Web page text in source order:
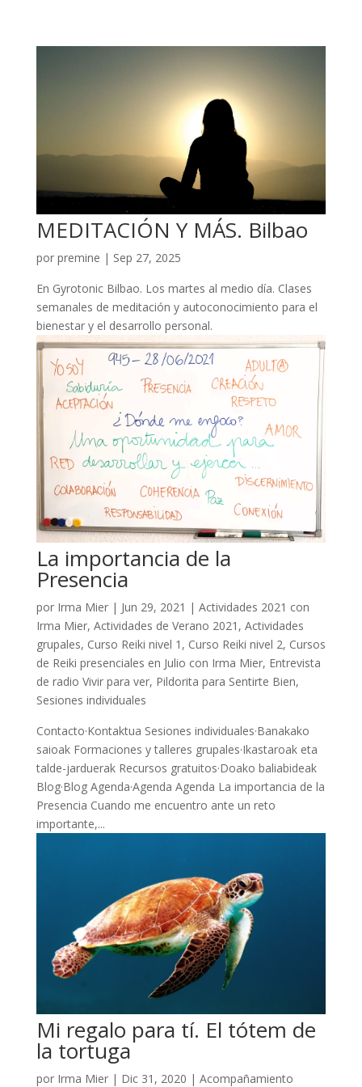
MEDITACIÓN Y MÁS. Bilbao
por premine | Sep 27, 2025
En Gyrotonic Bilbao. Los martes al medio día. Clases
semanales de meditación y autoconocimiento para el
bienestar y el desarrollo personal.
La importancia de la
Presencia
por Irma Mier| Jun 29, 2021 | Actividades 2021 con
Irma Mier, Actividades de Verano 2021 , Actividades
grupales, Curso Reiki nivel 1 , Curso Reiki nivel 2, Cursos
de Reiki presenciales en Julio con Irma Mier, Entrevista
de radio Vivir para ver, Pildorita para Sentirte Bien,
Sesiones individuales
Contacto·Kontaktua Sesiones individuales·Banakako
saioak Formaciones y talleres grupales·Ikastaroak eta
talde-jarduerak Recursos gratuitos·Doako baliabideak
Blog·Blog Agenda·Agenda Agenda La importancia de la
Presencia Cuando me encuentro ante un reto
importante,...
Mi regalo para tí. El tótem de
la tortuga
por Irma Mier| Dic 31, 2020 | Acompañamiento